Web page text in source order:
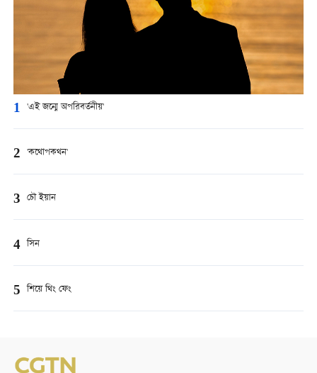
1 'এই জন্মে অপরিবর্তনীয়'
2 'কথোপকথন'
3 চৌ ইয়ান
4 সিন
5 শিয়ে থিং ফেং